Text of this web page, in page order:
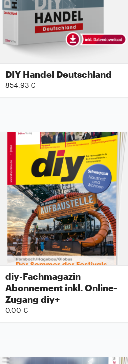
DIY Handel Deutschland
854,93 €
diy-Fachmagazin
Abonnement inkl. Online-
Zugang diy+
0,00 €